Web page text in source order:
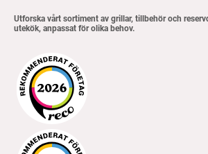
Utforska vårt sortiment av grillar, tillbehör och
utekök, anpassat för olika behov.